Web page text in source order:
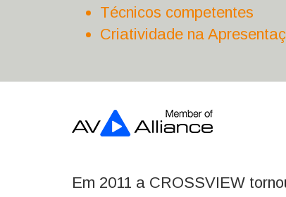
Técnicos competentes
Criatividade na
Em 2011 a CROSSVIEW